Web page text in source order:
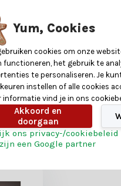
interesse in deze recent
Yum, Cookies
cookies om onze
functioneren, het gebruik te
te personaliseren. Je
instellen of alle cookies
informatie vind je in ons
Akkoord en
doorgaan
ons privacy-/cookiebeleid
een Google partner